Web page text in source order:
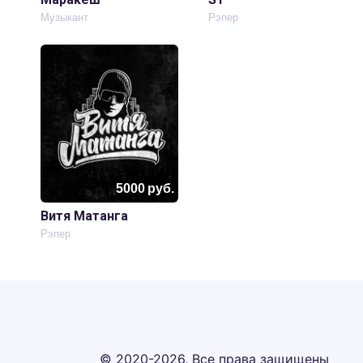
Музыкант Рэпер
5000руб.
Витя Матанга
Рэпер
© 2020-2026, Все права защищены